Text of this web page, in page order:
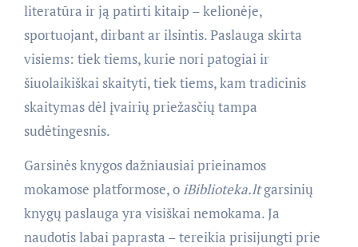
literatūra ir ją patirti kitaip – kelionėje,
sportuojant, dirbant ar ilsintis. Paslauga skirta
visiems: tiek tiems, kurie nori patogiai ir
šiuolaikiškai skaityti, tiek tiems, kam tradicinis
skaitymas dėl įvairių priežasčių tampa
sudėtingesnis.
Garsinės knygos dažniausiai prieinamos
mokamose platformose, o iBiblioteka.ltgarsinių
knygų paslauga yra visiškai nemokama. Ja
naudotis labai paprasta – tereikia prisijungti prie